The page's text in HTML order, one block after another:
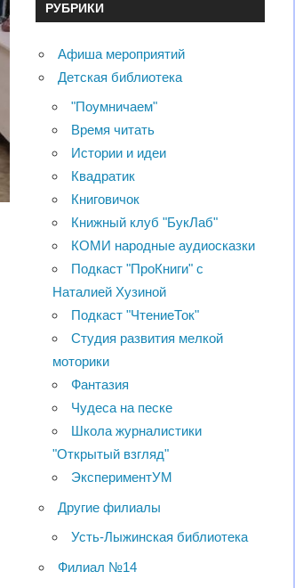
РУБРИКИ
Афиша мероприятий
Детская библиотека
"Поумничаем"
Время читать
Истории и идеи
Квадратик
Книговичок
Книжный клуб "БукЛаб"
КОМИ народные аудиосказки
Подкаст "ПроКниги" с
Наталией Хузиной
Подкаст "ЧтениеТок"
Студия развития мелкой
моторики
Фантазия
Чудеса на песке
Школа журналистики
"Открытый взгляд"
ЭкспериментУМ
Другие филиалы
Усть-Лыжинская библиотека
Филиал №14